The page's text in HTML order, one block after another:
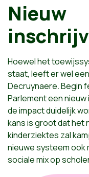
Nieuw
Hoewel het
staat, leeft er wel
Decruynaere. Begin
Parlement een
de impact duidelijk
kans is groot dat het
kinderziektes zal
nieuwe systeem ook
sociale mix op